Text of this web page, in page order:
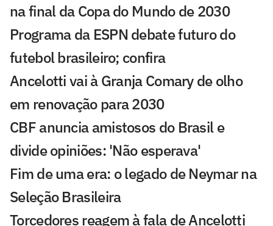
na final da Copa do Mundo de 2030
Programa da ESPN debate futuro do
futebol brasileiro; confira
Ancelotti vai à Granja Comary de olho
em renovação para 2030
CBF anuncia amistosos do Brasil e
divide opiniões: 'Não esperava'
Fim de uma era: o legado de Neymar na
Seleção Brasileira
Torcedores reagem à fala de Ancelotti